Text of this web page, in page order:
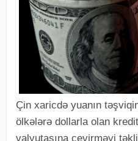
Çin xaricdə yuanın
ölkələrə dollarla olan
valyutasına çevirməyi